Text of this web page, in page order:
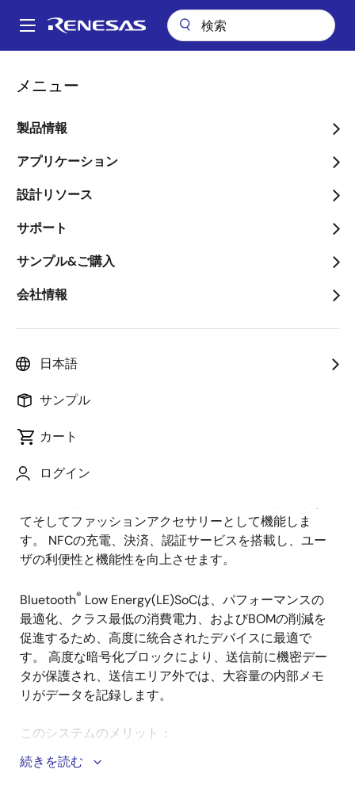
ン
Main
メニュー
製品情報
アプリケーション
設計リソース
サポート
サンプル&ご購入
会社情報
日本語
サンプル
カート
ログイン
パ
ン
く
ず
健康とコネクティビティのためのウェアラブルスマートリング
健康とコネクティビティの
ためのウェアラブルスマー
トリング
ページセクションへ移動：
概要
概
要
説明
明
スマートリングは、健康状態をトラッキングするため
てそしてファッションアクセサリーとして機能しま
す。 NFCの充電、決済、認証サービスを搭載し、ユー
ザの利便性と機能性を向上させます。
Bluetooth® Low Energy(LE)SoCは、パフォーマンスの
最適化、クラス最低の消費電力、およびBOMの削減を
促進するため、高度に統合されたデバイスに最適で
す。 高度な暗号化ブロックにより、送信前に機密デー
タが保護され、送信エリア外では、大容量の内部メモ
リがデータを記録します。
このシステムのメリット：
バッテリの充電、支払い、および認証アプリケーシ
続きを読む